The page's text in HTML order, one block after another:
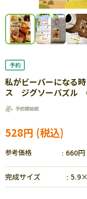
私がビーバーになる
ス ジグソーパズル
528円
参考価格 660円
完成サイズ